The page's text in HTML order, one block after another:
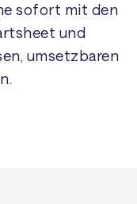
sofort mit den
und
umsetzbaren